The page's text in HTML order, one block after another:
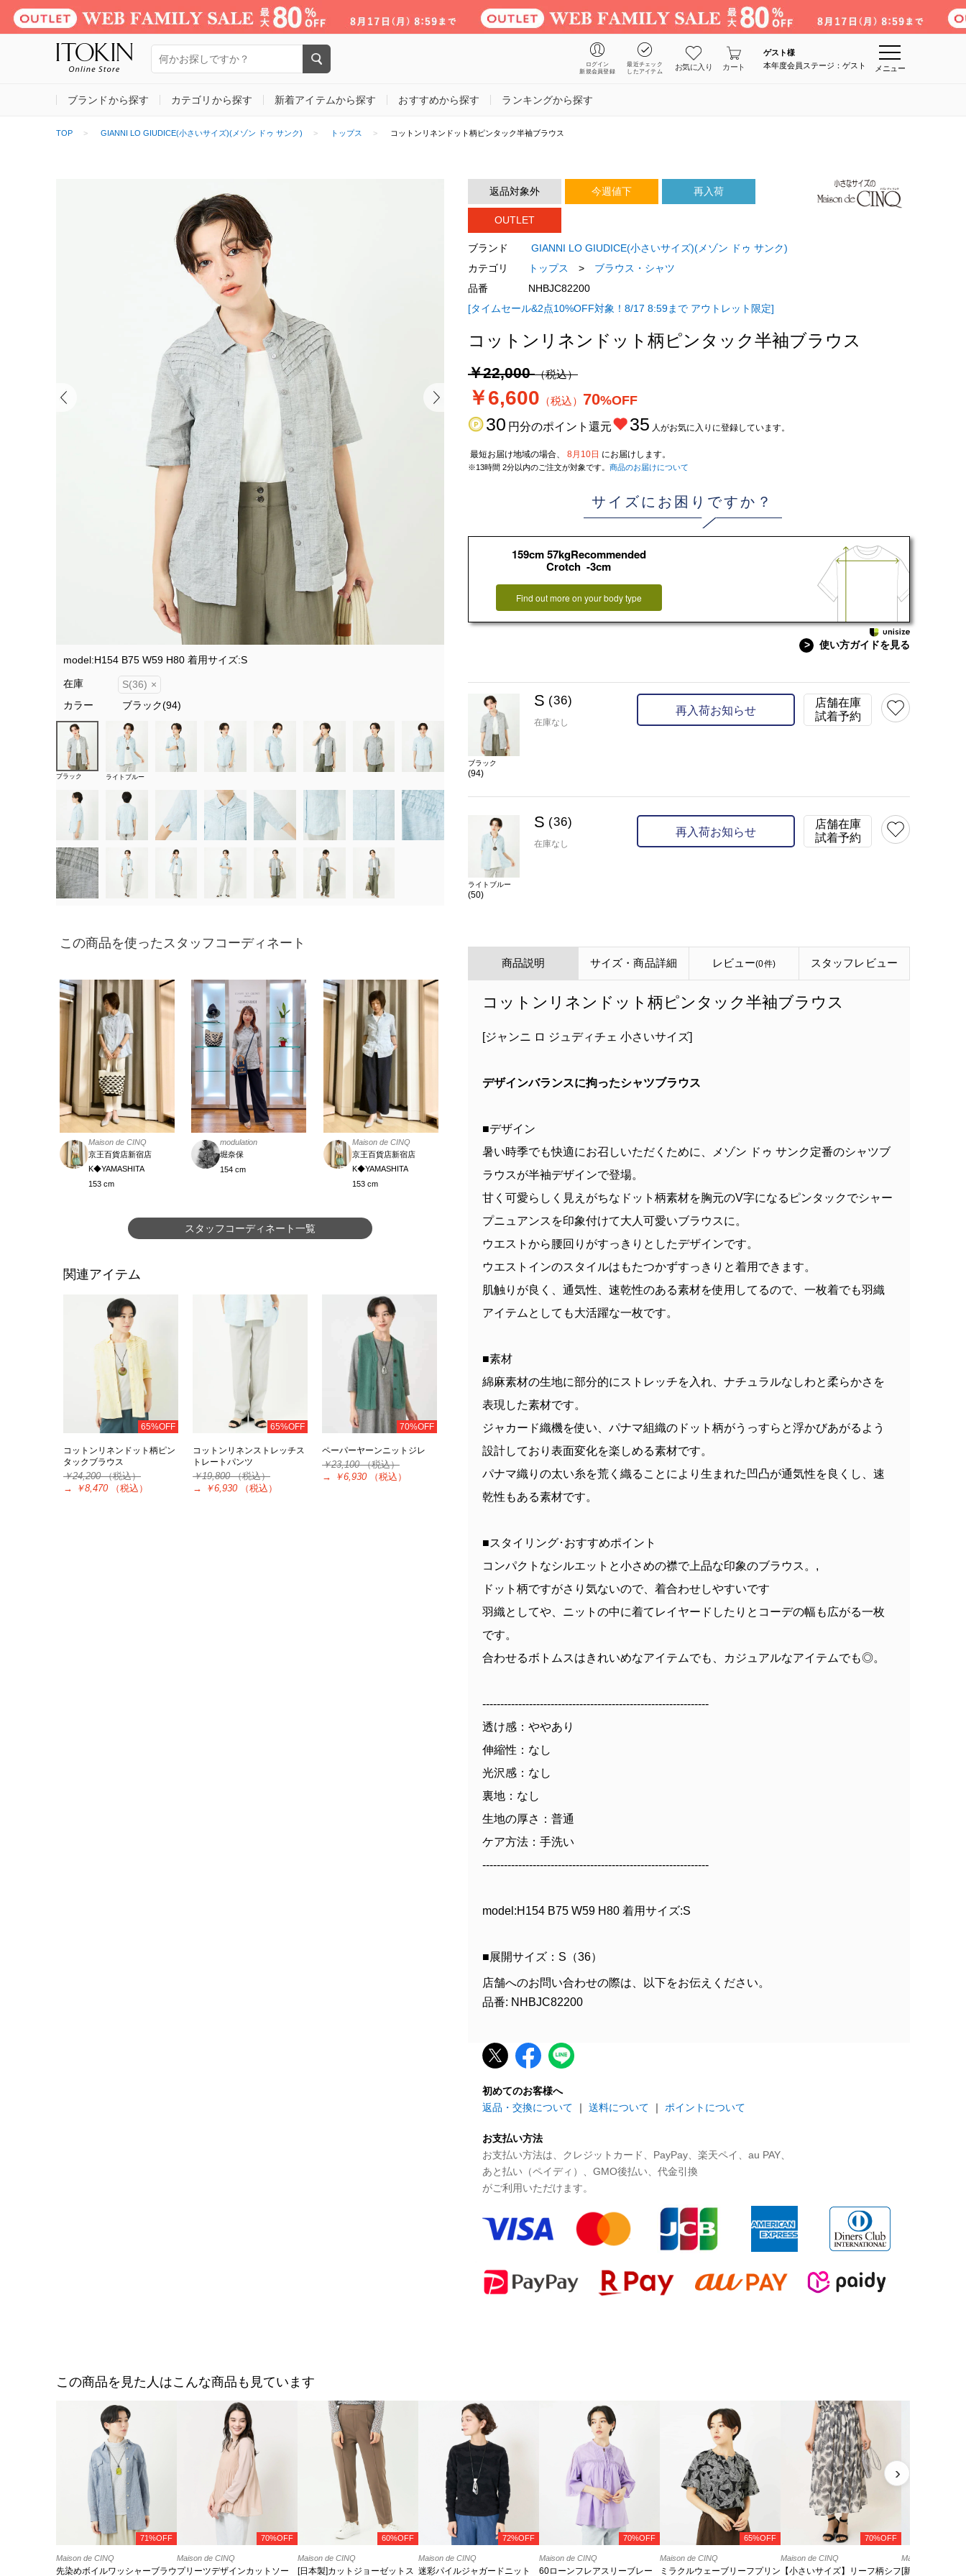
ログイン
新規会員登録
最近チェック
したアイテム
お気に入り カート
ゲスト様
本年度会員ステージ：ゲスト
メニュー
ブランドから探す カテゴリから探す 新着アイテムから探す おすすめから探す ランキングから探す
TOP GIANNI LO GIUDICE(小さいサイズ)(メゾン ドゥ サンク) トップス コットンリネンドット柄ピンタック半袖ブラウス
model:H154 B75 W59 H80 着用サイズ:S
在庫 S(36) ×
カラー
ブラック(94)
在庫 S(36) ×
ライトブルー(50)
ブラック ライトブルー
この商品を使ったスタッフコーディネート
Maison de CINQ
京王百貨店新宿店
K◆YAMASHITA
153 cm
modulation
堀奈保
154 cm
Maison de CINQ
京王百貨店新宿店
K◆YAMASHITA
153 cm
スタッフコーディネート一覧
関連アイテム
65%OFF
コットンリネンドット柄ピン
タックブラウス
￥24,200（税込）
→
￥8,470 （税込）
65%OFF
コットンリネンストレッチス
トレートパンツ
￥19,800（税込）
→
￥6,930 （税込）
70%OFF
ペーパーヤーンニットジレ
￥23,100（税込）
→
￥6,930 （税込）
返品対象外 今週値下 再入荷
OUTLET
ブランド
GIANNI LO GIUDICE(小さいサイズ)(メゾン ドゥ サンク)
カテゴリ
トップス >
ブラウス・シャツ
品番
NHBJC82200
[タイムセール&2点10%OFF対象！8/17 8:59まで アウトレット限定]
コットンリネンドット柄ピンタック半袖ブラウス
￥22,000（税込）
￥6,600 （税込） 70%OFF
30 円分のポイント還元 35 人がお気に入りに登録しています。
最短お届け地域の場合、 8月10日 にお届けします。
※13時間 2分以内のご注文が対象です。 商品のお届けについて
サイズにお困りですか？
159cm 57kgRecommended
Crotch -3cm
Find out more on your body type
> 使い方ガイドを見る
ブラック
(94)
S (36)
在庫なし
再入荷お知らせ
店舗在庫
試着予約
ライトブルー
(50)
S (36)
在庫なし
再入荷お知らせ
店舗在庫
試着予約
商品説明 サイズ・商品詳細 レビュー(0件) スタッフ レビュー
コットンリネンドット柄ピンタック半袖ブラウス
[ジャンニ ロ ジュディチェ 小さいサイズ]
デザインバランスに拘ったシャツブラウス
■デザイン
暑い時季でも快適にお召しいただくために、メゾン ドゥ サンク定番のシャツブ
ラウスが半袖デザインで登場。
甘く可愛らしく見えがちなドット柄素材を胸元のV字になるピンタックでシャー
プニュアンスを印象付けて大人可愛いブラウスに。
ウエストから腰回りがすっきりとしたデザインです。
ウエストインのスタイルはもたつかずすっきりと着用できます。
肌触りが良く、通気性、速乾性のある素材を使用してるので、一枚着でも羽織
アイテムとしても大活躍な一枚です。
■素材
綿麻素材の生地に部分的にストレッチを入れ、ナチュラルなしわと柔らかさを
表現した素材です。
ジャカード織機を使い、パナマ組織のドット柄がうっすらと浮かびあがるよう
設計しており表面変化を楽しめる素材です。
パナマ織りの太い糸を荒く織ることにより生まれた凹凸が通気性を良くし、速
乾性もある素材です。
■スタイリング･おすすめポイント
コンパクトなシルエットと小さめの襟で上品な印象のブラウス。,
ドット柄ですがさり気ないので、着合わせしやすいです
羽織としてや、ニットの中に着てレイヤードしたりとコーデの幅も広がる一枚
です。
合わせるボトムスはきれいめなアイテムでも、カジュアルなアイテムでも◎。
---------------------------------------------------------------
透け感：ややあり
伸縮性：なし
光沢感：なし
裏地：なし
生地の厚さ：普通
ケア方法：手洗い
---------------------------------------------------------------
model:H154 B75 W59 H80 着用サイズ:S
■展開サイズ：S（36）
店舗へのお問い合わせの際は、以下をお伝えください。
品番: NHBJC82200
初めてのお客様へ
返品・交換について ｜ 送料について ｜ ポイントについて
お支払い方法
お支払い方法は、クレジットカード、PayPay、楽天ペイ、au PAY、
あと払い（ペイディ）、GMO後払い、代金引換
がご利用いただけます。
この商品を見た人はこんな商品も見ています
71%OFF
Maison de CINQ
先染めボイルワッシャーブラウ
70%OFF
Maison de CINQ
プリーツデザインカットソー
60%OFF
Maison de CINQ
[日本製]カットジョーゼットス
72%OFF
Maison de CINQ
迷彩パイルジャガードニット
70%OFF
Maison de CINQ
60ローンフレアスリーブレー
65%OFF
Maison de CINQ
ミラクルウェーブリーフプリン
70%OFF
Maison de CINQ
【小さいサイズ】リーフ柄シフ
Maison de CINQ
[新色追加]バッ
›